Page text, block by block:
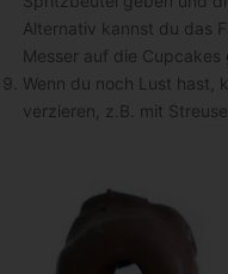
Alternativ kannst du das
Messer auf die Cupcakes
Wenn du noch Lust hast,
verzieren, z.B. mit